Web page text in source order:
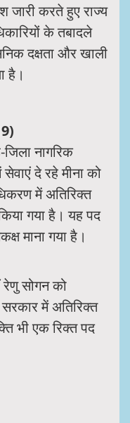
जारी करते हुए राज्य
के तबादले
दक्षता और खाली
है।
नागरिक
दे रहे मीना को
में अतिरिक्त
गया है। यह पद
माना गया है।
सोगन को
सरकार में अतिरिक्त
भी एक रिक्त पद